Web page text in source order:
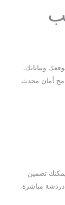
وبياناتك.
أمان محدث
تضمين
مباشرة.